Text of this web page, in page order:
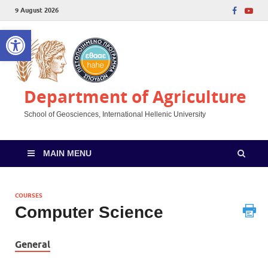
Open toolbar
9 August 2026
Department of Agriculture
School of Geosciences, International Hellenic University
MAIN MENU
COURSES
Computer Science
General